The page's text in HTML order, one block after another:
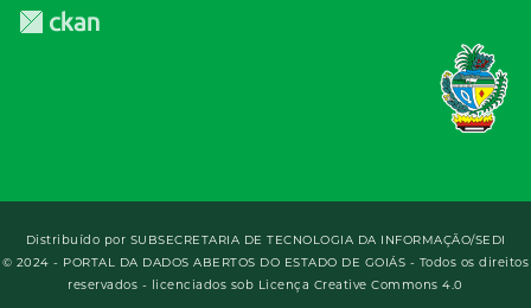
Distribuído por SUBSECRETARIA DE TECNOLOGIA DA INFORMAÇÃO/SEDI
© 2024 - PORTAL DA DADOS ABERTOS DO ESTADO DE GOIÁS - Todos os direitos
reservados - licenciados sob Licença Creative Commons 4.0